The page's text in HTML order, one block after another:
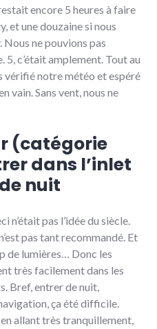
encore 5 heures à faire
et une douzaine si nous
ne pouvions pas
5, c’était amplement. Tout au
vérifié notre météo et espéré
vain. Sans vent, nous ne
(catégorie
dans l’inlet
nuit
n’était pas l’idée du siècle.
pas tant recommandé. Et
de lumières… Donc les
très facilement dans les
Bref, entrer de nuit,
ça été difficile.
allant très tranquillement,